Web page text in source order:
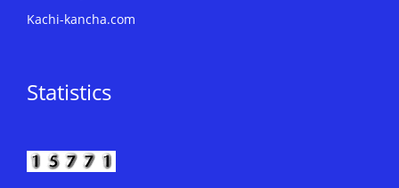
Kachi-kancha.com
Statistics